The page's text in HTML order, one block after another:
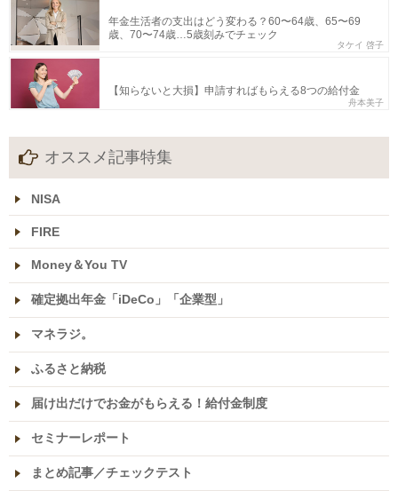
年金生活者の支出はどう変わる？60〜64歳、65〜69
歳、70〜74歳…5歳刻みでチェック
タケイ 啓子
【知らないと大損】申請すればもらえる8つの給付金
舟本美子
オススメ記事特集
NISA
FIRE
Money＆You TV
確定拠出年金「iDeCo」「企業型」
マネラジ。
ふるさと納税
届け出だけでお金がもらえる！給付金制度
セミナーレポート
まとめ記事／チェックテスト